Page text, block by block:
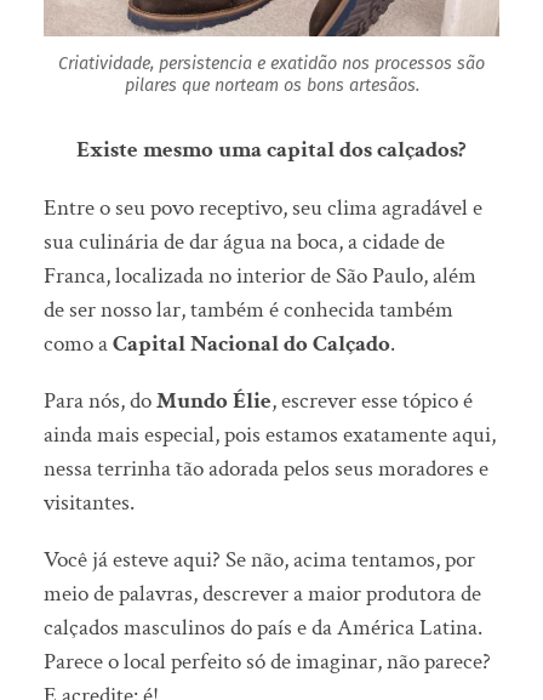
Criatividade, persistencia e exatidão nos processos são
pilares que norteam os bons artesãos.
Existe mesmo uma capital dos calçados?
Entre o seu povo receptivo, seu clima agradável e
sua culinária de dar água na boca, a cidade de
Franca, localizada no interior de São Paulo, além
de ser nosso lar, também é conhecida também
como aCapital Nacional do Calçado.
Para nós, doMundo Élie, escrever esse tópico é
ainda mais especial, pois estamos exatamente aqui,
nessa terrinha tão adorada pelos seus moradores e
visitantes.
Você já esteve aqui? Se não, acima tentamos, por
meio de palavras, descrever a maior produtora de
calçados masculinos do país e da América Latina.
Parece o local perfeito só de imaginar, não parece?